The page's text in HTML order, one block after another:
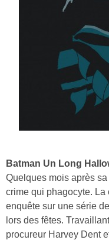
Batman Un Long
Quelques mois après
crime qui phagocyte. La
enquête sur une série
lors des fêtes.
procureur Harvey Dent